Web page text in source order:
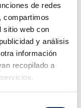
de redes
compartimos
sitio web con
y análisis
información
recopilado a